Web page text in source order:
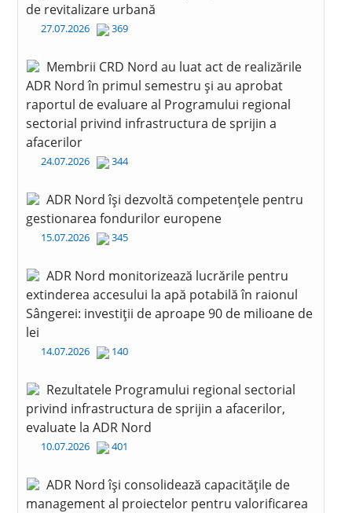
de revitalizare urbană
27.07.2026 369
Membrii CRD Nord au luat act de realizările
ADR Nord în primul semestru și au aprobat
raportul de evaluare al Programului regional
sectorial privind infrastructura de sprijin a
afacerilor
24.07.2026 344
ADR Nord își dezvoltă competențele pentru
gestionarea fondurilor europene
15.07.2026 345
ADR Nord monitorizează lucrările pentru
extinderea accesului la apă potabilă în raionul
Sângerei: investiții de aproape 90 de milioane de
lei
14.07.2026 140
Rezultatele Programului regional sectorial
privind infrastructura de sprijin a afacerilor,
evaluate la ADR Nord
10.07.2026 401
ADR Nord își consolidează capacitățile de
management al proiectelor pentru valorificarea